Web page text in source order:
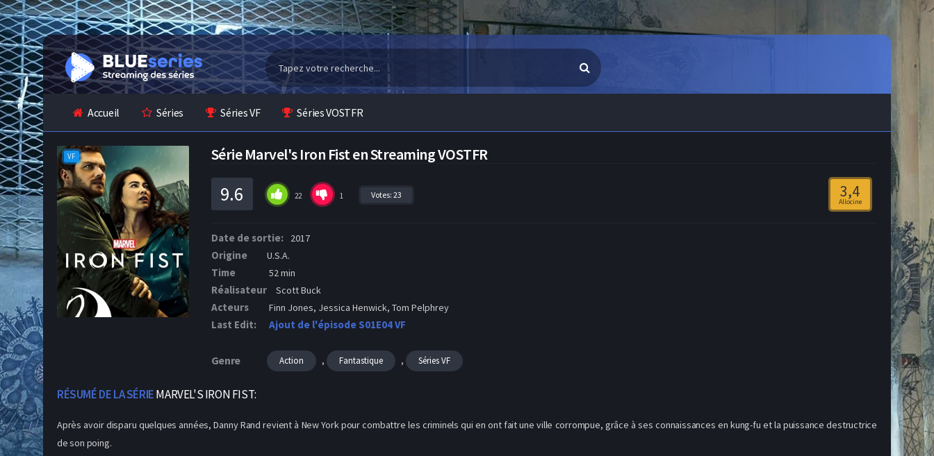
Accueil Séries Séries VF Séries VOSTFR
VF Série Marvel's Iron Fist en Streaming VOSTFR
9.6 22 1 Votes: 23 3,4
Allocine
Date de sortie: 2017
Origine U.S.A.
Time 52 min
Réalisateur Scott Buck
Acteurs Finn Jones, Jessica Henwick, Tom Pelphrey
Last Edit: Ajout de l'épisode S01E04 VF
Genre Action , Fantastique , Séries VF
RÉSUMÉ DE LA SÉRIEMARVEL'S IRON FIST:
Après avoir disparu quelques années, Danny Rand revient à New York pour combattre les criminels qui en ont fait une ville corrompue, grâce à ses connaissances en kung-fu et la puissance destructrice
de son poing.